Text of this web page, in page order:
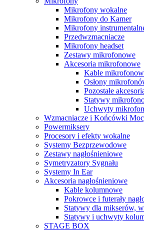
Mikrofony wokalne
Mikrofony do Kamer
Mikrofony
Przedwzmacniacze
Mikrofony headset
Zestawy mikrofonowe
Akcesoria mikrofonowe
Kable
Osłony
Pozostałe
Statywy
Uchwyty
Wzmacniacze i Końcówki
Powermiksery
Procesory i efekty wokalne
Systemy Bezprzewodowe
Zestawy nagłośnieniowe
Symetryzatory Sygnału
Systemy In Ear
Akcesoria nagłośnieniowe
Kable kolumnowe
Pokrowce i futerały
Statywy dla mikserów,
Statywy i uchwyty
STAGE BOX